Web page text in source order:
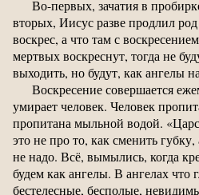
Во-первых, зачатия в
вторых, Иисус разве продлил
воскрес, а что там с
мертвых воскреснут, тогда не
выходить, но будут, как ангелы
Воскресение совершается
умирает человек. Человек
пропитана мыльной водой.
это не про то, как сменить
не надо. Всё, вымылись, когда
будем как ангелы. В ангелах что
бестелесные, бесполые,